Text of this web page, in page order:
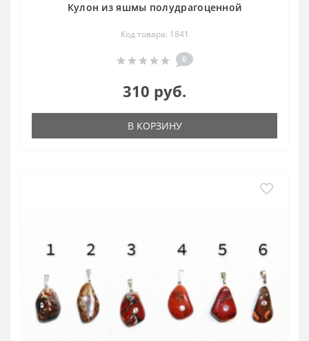
Кулон из яшмы полудрагоценной
Код товара: 1841
0
310 руб.
В КОРЗИНУ